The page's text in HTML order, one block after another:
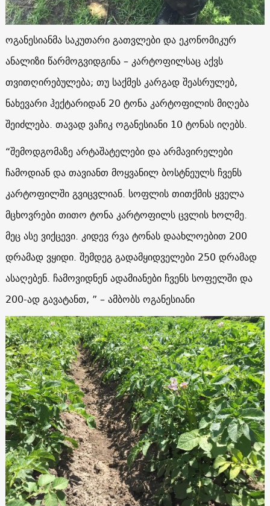
ოგანესიანმა საკუთარი გათვლები და ეკონომიკურ
ანალიზი წარმოგვიდგინა – კარტოფილსაც აქვს
თვითღირებულება; თუ საქმეს კარგად შეასრულებ,
ნახევარი ჰექტარიდან 20 ტონა კარტოფილის მიღება
შეიძლება. თავად ვაჩიკ ოგანესიანი 10 ტონას იღებს.
“შემოდგომაზე არტაშატელები და არმავირელები
ჩამოდიან და თავიანთ მოყვანილ ბოსტნეულს ჩვენს
კარტოფილში გვიცვლიან. სოფლის თითქმის ყველა
მცხოვრები თითო ტონა კარტოფილს ცვლის ხოლმე.
მეც ასე ვიქცევი. კიდევ რვა ტონას დაახლოებით 200
დრამად ვყიდი. შემდეგ გადამყიდველები 250 დრამად
ასაღებენ. ჩამოვიდნენ ადამიანები ჩვენს სოფელში და
200-ად გავატანთ, ” – ამბობს ოგანესიანი